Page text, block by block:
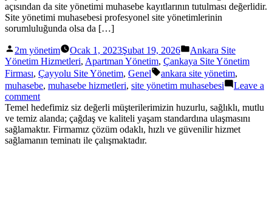
açısından da site yönetimi muhasebe kayıtlarının tutulması değerlidir.
Site yönetimi muhasebesi profesyonel site yönetimlerinin
sorumluluğunda olsa da […]
Posted
by
2m yönetim Ocak 1, 2023Şubat 19, 2026
Posted
in
Ankara Site
Yönetim Hizmetleri, Apartman Yönetim, Çankaya Site Yönetim
Firması, Çayyolu Site Yönetim, Genel Tags:
ankara site yönetim,
muhasebe, muhasebe hizmetleri, site yönetim muhasebesi
Leave a
commenton
Site
Yönetimi
Muhasebesi
Nasıl
Temel hedefimiz siz değerli müşterilerimizin huzurlu, sağlıklı, mutlu
ve temiz alanda; çağdaş ve kaliteli yaşam standardına ulaşmasını
sağlamaktır. Firmamız çözüm odaklı, hızlı ve güvenilir hizmet
sağlamanın teminatı ile çalışmaktadır.